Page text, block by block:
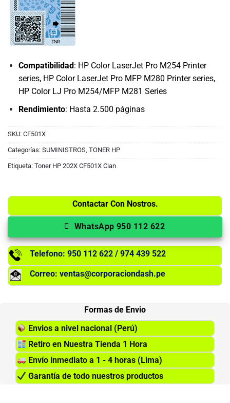
Compatibilidad: HP Color LaserJet Pro M254 Printer
series, HP Color LaserJet Pro MFP M280 Printer series,
HP Color LJ Pro M254/MFP M281 Series
Rendimiento: Hasta 2.500 páginas
SKU: CF501X
Categorías: SUMINISTROS, TONER HP
Etiqueta: Toner HP 202X CF501X Cian
Contactar Con Nostros.
WhatsApp 950 112 622
Telefono: 950 112 622 / 974 439 522
Correo: ventas@corporaciondash.pe
Formas de Envio
Envios a nivel nacional (Perú)
Retiro en Nuestra Tienda 1 Hora
Envío inmediato a 1 - 4 horas (Lima)
Garantía de todo nuestros productos